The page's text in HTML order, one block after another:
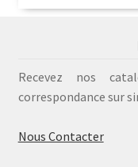
Recevez nos
correspondance sur
Nous Contacter